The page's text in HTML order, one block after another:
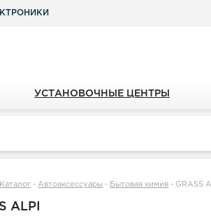
УСТАНОВОЧНЫЕ ЦЕНТРЫ
Каталог -Автоаксессуары - Бытовая химия - GRASS
ALPI